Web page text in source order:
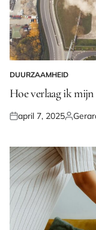
GEPLAATST
IN
DUURZAAMHEID
Hoe verlaag ik
Geplaatst
april 7, 2025